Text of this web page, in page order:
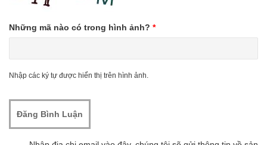
Những mã nào có trong hình ảnh? *
Nhập các ký tự được hiển thị trên hình ảnh.